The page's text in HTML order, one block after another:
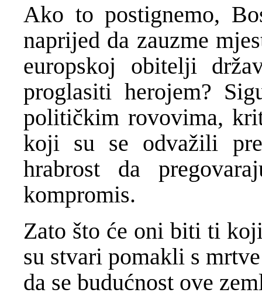
Ako to postignemo,
naprijed da zauzme
europskoj obitelji
proglasiti herojem?
političkim rovovima,
koji su se odvažili
hrabrost da
kompromis.
Zato što će oni biti ti
su stvari pomakli s
da se budućnost ove